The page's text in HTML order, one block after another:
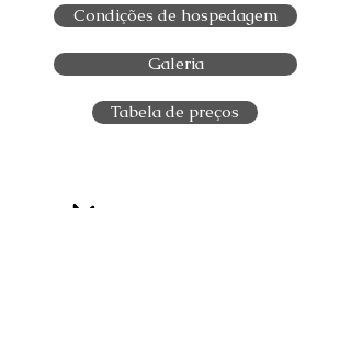
Condições de hospedagem
Galeria
Tabela de preços